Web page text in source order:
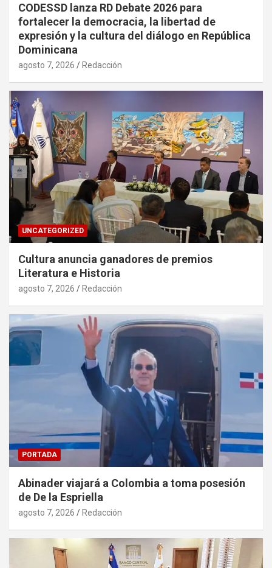
CODESSD lanza RD Debate 2026 para
fortalecer la democracia, la libertad de
expresión y la cultura del diálogo en República
Dominicana
agosto 7, 2026 Redacción
UNCATEGORIZED
Cultura anuncia ganadores de premios
Literatura e Historia
agosto 7, 2026 Redacción
PORTADA
Abinader viajará a Colombia a toma posesión
de De la Espriella
agosto 7, 2026 Redacción